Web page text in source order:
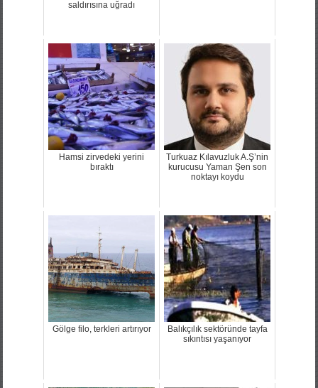
saldırısına uğradı
Hamsi zirvedeki yerini
bıraktı
Turkuaz Kılavuzluk A.Ş’nin
kurucusu Yaman Şen son
noktayı koydu
Gölge filo, terkleri artırıyor
Balıkçılık sektöründe tayfa
sıkıntısı yaşanıyor